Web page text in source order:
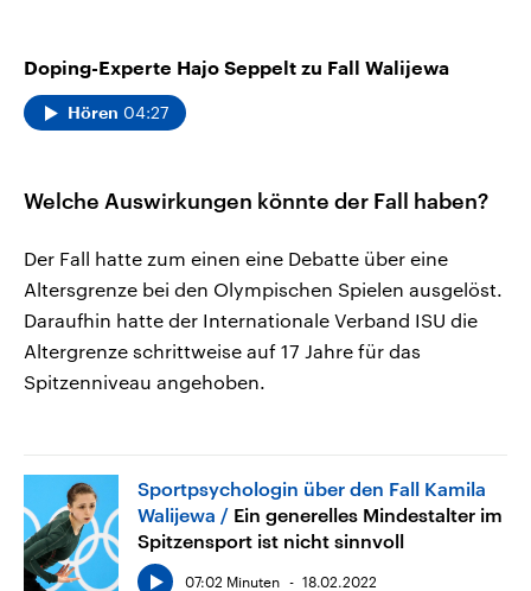
Doping-Experte Hajo Seppelt zu Fall Walijewa
Hören 04:27
Welche Auswirkungen könnte der Fall haben?
Der Fall hatte zum einen eine Debatte über eine
Altersgrenze bei den Olympischen Spielen ausgelöst.
Daraufhin hatte der Internationale Verband ISU die
Altergrenze schrittweise auf 17 Jahre für das
Spitzenniveau angehoben.
Sportpsychologin über den Fall Kamila
Walijewa
Ein generelles Mindestalter im
Spitzensport ist nicht sinnvoll
07:02 Minuten 18.02.2022